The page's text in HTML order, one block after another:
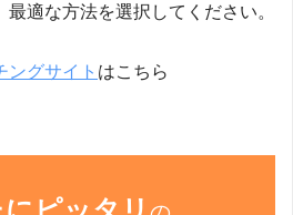
適な方法を選択してください。
ングサイト はこちら